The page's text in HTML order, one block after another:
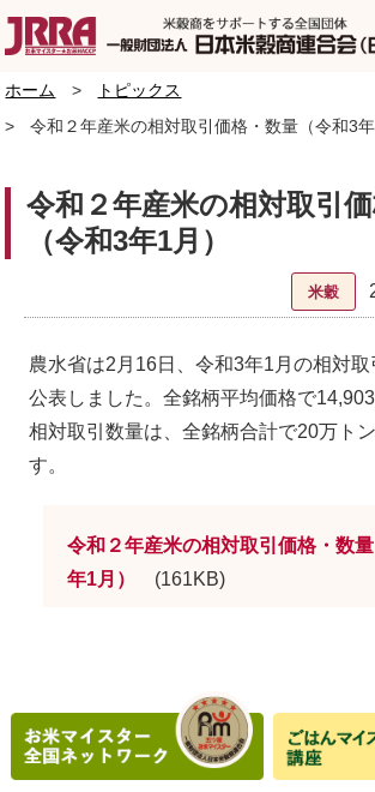
ホーム
トピックス
令和２年産米の相対取引価格・数量（令和3年
令和２年産米の相対取引
（令和3年1月）
米穀
農水省は2月16日、令和3年1月の相対
公表しました。全銘柄平均価格で14,903
相対取引数量は、全銘柄合計で20万ト
す。
令和２年産米の相対取引価格・数
年1月）
(161KB)